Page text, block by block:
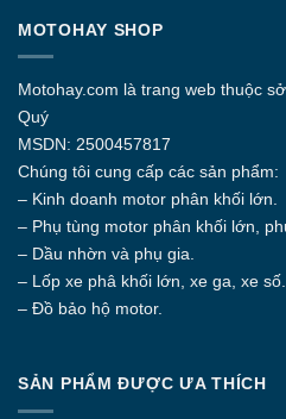
MOTOHAY SHOP
Motohay.com là trang web thuộc
Quý
MSDN: 2500457817
Chúng tôi cung cấp các sản phẩm:
– Kinh doanh motor phân khối lớn.
– Phụ tùng motor phân khối lớn,
– Dầu nhờn và phụ gia.
– Lốp xe phâ khối lớn, xe ga, xe số.
– Đồ bảo hộ motor.
SẢN PHẨM ĐƯỢC ƯA THÍCH